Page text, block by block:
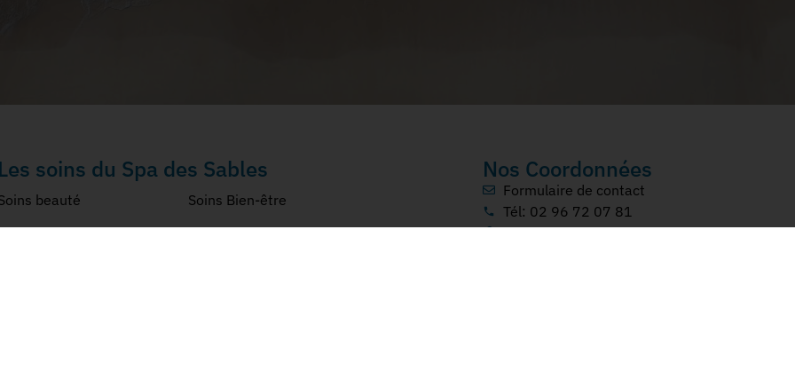
Les soins du Spa des Sables
beauté Soins Bien-être
Nos Coordonnées
Formulaire de contact
Tél: 02 96 72 07 81
4 Rue d'Armen, 22240 Plurien